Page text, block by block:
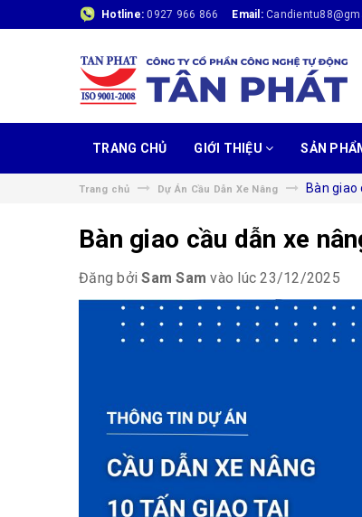
Hotline:0927 966 866 Email:
TRANG CHỦ GIỚI THIỆU SẢN
Trang chủ Dự Án Cầu Dẫn Xe Nâng Bàn giao
Bàn giao cầu dẫn xe
Đăng bởiSam Sam vào lúc 23/12/2025